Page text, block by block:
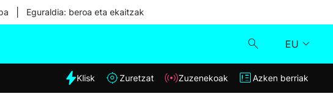
Eguraldia: beroa eta ekaitzak
EU
Eguraldia
Klisk
Klisk Zuretzat Zuzenekoak Azken berriak